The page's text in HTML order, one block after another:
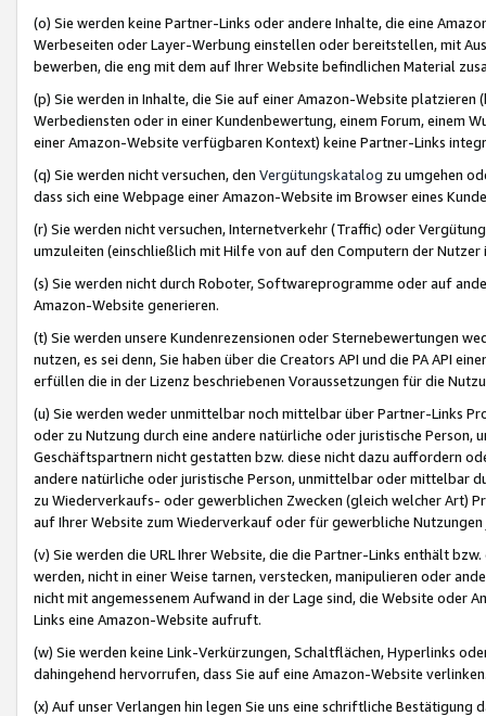
(o) Sie werden keine Partner-Links oder andere Inhalte, die eine
Werbeseiten oder Layer-Werbung einstellen oder bereitstellen, mit
bewerben, die eng mit dem auf Ihrer Website befindlichen Material
(p) Sie werden in Inhalte, die Sie auf einer Amazon-Website
Werbediensten oder in einer Kundenbewertung, einem Forum, einem
einer Amazon-Website verfügbaren Kontext) keine Partner-Links
(q) Sie werden nicht versuchen, den Vergütungskatalog zu umgehen
dass sich eine Webpage einer Amazon-Website im Browser eines
(r) Sie werden nicht versuchen, Internetverkehr (Traffic) oder
umzuleiten (einschließlich mit Hilfe von auf den Computern der
(s) Sie werden nicht durch Roboter, Softwareprogramme oder auf
Amazon-Website generieren.
(t) Sie werden unsere Kundenrezensionen oder Sternebewertungen
nutzen, es sei denn, Sie haben über die Creators API und die PA API
erfüllen die in der Lizenz beschriebenen Voraussetzungen für die
(u) Sie werden weder unmittelbar noch mittelbar über Partner-Links
oder zu Nutzung durch eine andere natürliche oder juristische
Geschäftspartnern nicht gestatten bzw. diese nicht dazu auffordern
andere natürliche oder juristische Person, unmittelbar oder mittelbar
zu Wiederverkaufs- oder gewerblichen Zwecken (gleich welcher Art)
auf Ihrer Website zum Wiederverkauf oder für gewerbliche
(v) Sie werden die URL Ihrer Website, die die Partner-Links enthält
werden, nicht in einer Weise tarnen, verstecken, manipulieren oder
nicht mit angemessenem Aufwand in der Lage sind, die Website oder
Links eine Amazon-Website aufruft.
(w) Sie werden keine Link-Verkürzungen, Schaltflächen, Hyperlinks
dahingehend hervorrufen, dass Sie auf eine Amazon-Website
(x) Auf unser Verlangen hin legen Sie uns eine schriftliche